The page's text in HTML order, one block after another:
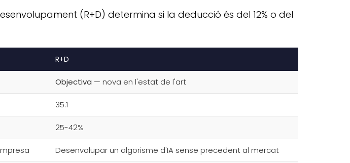
(R+D) determina si la deducció és del 12% o del
R+D
Objectiva — nova en l'estat de l'art
35.1
25-42%
Desenvolupar un algorisme d'IA sense precedent al mercat